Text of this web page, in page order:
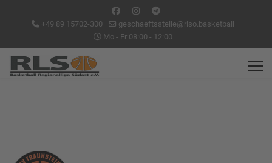
+49 89 15702-300
geschaeftsstelle@rlso.basketball
Mo - Fr 08:00 - 12:00